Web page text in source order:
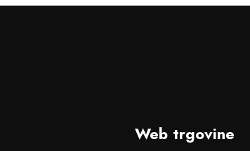
Web trgovine